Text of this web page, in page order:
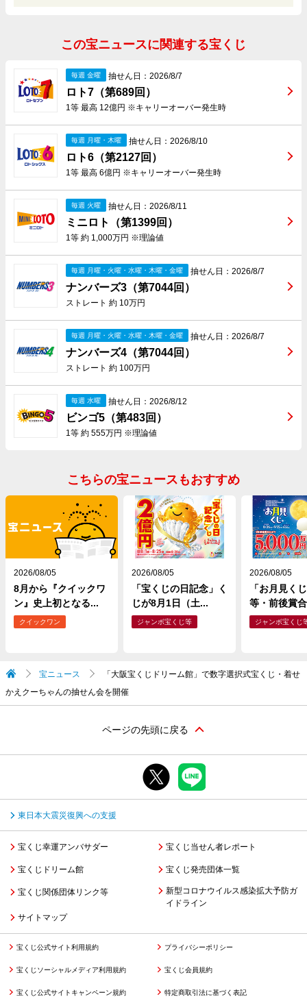
この宝ニュースに関連する宝くじ
毎週 金曜 抽せん日：2026/8/7
ロト7（第689回）
1等 最高 12億円 ※キャリーオーバー発生時
毎週 月曜・木曜 抽せん日：2026/8/10
ロト6（第2127回）
1等 最高 6億円 ※キャリーオーバー発生時
毎週 火曜 抽せん日：2026/8/11
ミニロト（第1399回）
1等 約 1,000万円 ※理論値
毎週 月曜・火曜・水曜・木曜・金曜 抽せん日：2026/8/7
ナンバーズ3（第7044回）
ストレート 約 10万円
毎週 月曜・火曜・水曜・木曜・金曜 抽せん日：2026/8/7
ナンバーズ4（第7044回）
ストレート 約 100万円
毎週 水曜 抽せん日：2026/8/12
ビンゴ5（第483回）
1等 約 555万円 ※理論値
こちらの宝ニュースもおすすめ
2026/08/05
8月から『クイックワ
ン』史上初となる...
クイックワン
2026/08/05
「宝くじの日記念」く
じが8月1日（土...
ジャンボ宝くじ等
2026/08/05
「お月見く
等・前後賞
ジャンボ宝くじ
宝ニュース
「大阪宝くじドリーム館」で数字選択式宝くじ・着せ
かえクーちゃんの抽せん会を開催
ページの先頭に戻る
東日本大震災復興への支援
宝くじ幸運アンバサダー 宝くじ当せん者レポート
宝くじドリーム館 宝くじ発売団体一覧
宝くじ関係団体リンク等
新型コロナウイルス感染拡大予防ガ
イドライン
サイトマップ
宝くじ公式サイト利用規約 プライバシーポリシー
宝くじソーシャルメディア利用規約 宝くじ会員規約
宝くじ公式サイトキャンペーン規約 特定商取引法に基づく表記